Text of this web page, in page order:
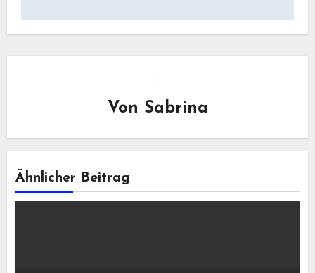
Von Sabrina
Ähnlicher Beitrag